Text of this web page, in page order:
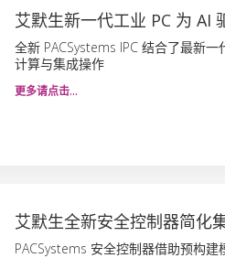
艾默生新一代工业 PC 为 AI
全新 PACSystems IPC 结合了最新
计算与集成操作
更多请点击…
艾默生全新安全控制器简化
PACSystems 安全控制器借助预构